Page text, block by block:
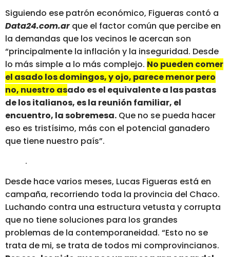
Siguiendo ese patrón económico, Figueras contó a
Data24.com.arque el factor común que percibe en
la demandas que los vecinos le acercan son
“principalmente la inflación y la inseguridad. Desde
lo más simple a lo más complejo. No pueden comer
el asado los domingos, y ojo, parece menor pero
no, nuestro asado es el equivalente a las pastas
de los italianos, es la reunión familiar, el
encuentro, la sobremesa. Que no se pueda hacer
eso es tristísimo, más con el potencial ganadero
que tiene nuestro país”.
.
Desde hace varios meses, Lucas Figueras está en
campaña, recorriendo toda la provincia del Chaco.
Luchando contra una estructura vetusta y corrupta
que no tiene soluciones para los grandes
problemas de la contemporaneidad. “Esto no se
trata de mi, se trata de todos mi comprovincianos.